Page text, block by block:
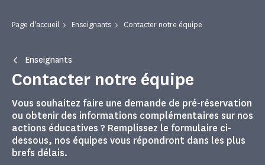
Page d'accueil Enseignants Contacter notre équipe
Enseignants
Contacter notre équipe
Vous souhaitez faire une demande de pré-réservation
ou obtenir des informations complémentaires sur nos
actions éducatives ? Remplissez le formulaire ci-
dessous, nos équipes vous répondront dans les plus
brefs délais.